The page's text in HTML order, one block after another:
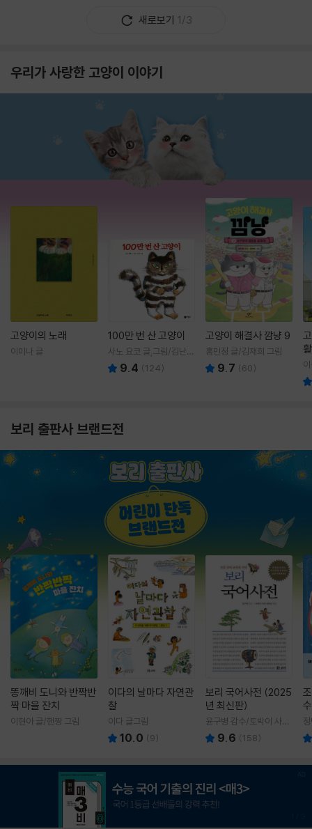
새로보기 1/3
우리가 사랑한 고양이 이야기
고양이의 노래
이미나 글
100만 번 산 고양이
사노 요코 글,그림/김난주
역 9.4 (124)
고양이 해결사 깜냥 9
홍민정 글/김재희 그림
9.7 (60)
보리 출판사 브랜드전
똥깨비 도니와 반짝반
짝 마을 잔치
이현아 글/핸짱 그림
이다의 날마다 자연관
찰
이다 글그림
10.0 (9)
보리 국어사전 (2025
년 최신판)
윤구병 감수/토박이 사전
편찬실 편
9.6 (158)